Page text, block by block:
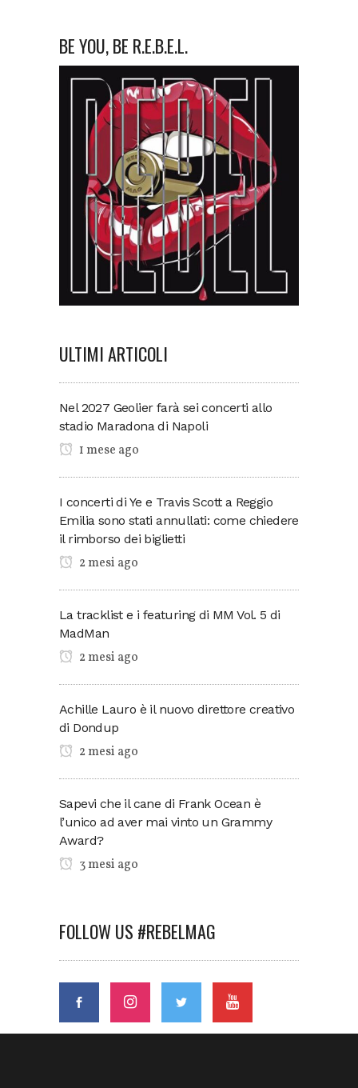
BE YOU, BE R.E.B.E.L.
ULTIMI ARTICOLI
Nel 2027 Geolier farà sei concerti allo
stadio Maradona di Napoli
1 mese ago
I concerti di Ye e Travis Scott a Reggio
Emilia sono stati annullati: come chiedere
il rimborso dei biglietti
2 mesi ago
La tracklist e i featuring di MM Vol. 5 di
MadMan
2 mesi ago
Achille Lauro è il nuovo direttore creativo
di Dondup
2 mesi ago
Sapevi che il cane di Frank Ocean è
l’unico ad aver mai vinto un Grammy
Award?
3 mesi ago
FOLLOW US #REBELMAG